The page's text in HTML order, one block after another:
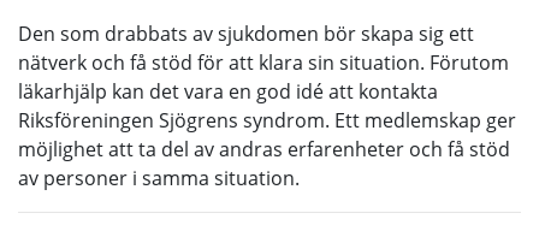
Den som drabbats av sjukdomen bör skapa sig ett
nätverk och få stöd för att klara sin situation. Förutom
läkarhjälp kan det vara en god idé att kontakta
Riksföreningen Sjögrens syndrom. Ett medlemskap ger
möjlighet att ta del av andras erfarenheter och få stöd
av personer i samma situation.